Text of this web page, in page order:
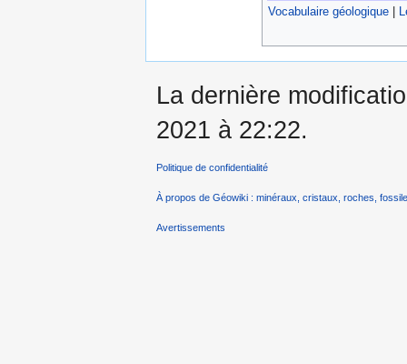
Vocabulaire géologique|
La dernière
2021 à 22:22.
Politique de confidentialité
À propos de Géowiki : minéraux, cristaux, roches,
Avertissements